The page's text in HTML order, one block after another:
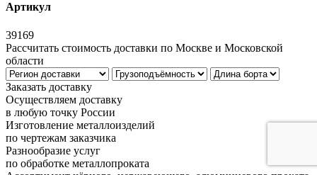
Артикул
39169
Рассчитать стоимость доставки по Москве и Московской
области
Заказать доставку
Осуществляем доставку
в любую точку России
Изготовление металлоизделий
по чертежам заказчика
Разнообразие услуг
по обработке металлопроката